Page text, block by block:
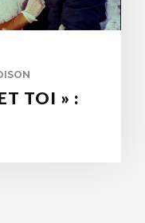
TOI » :